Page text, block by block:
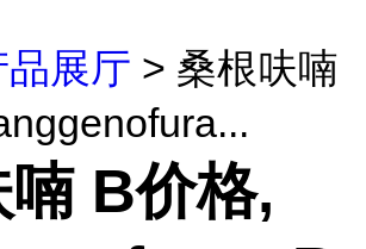
品展厅 > 桑根呋喃
B价格,